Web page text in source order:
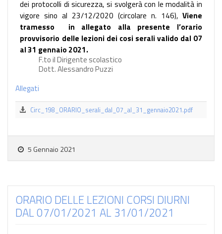
dei protocolli di sicurezza, si svolgerà con le modalità in
vigore sino al 23/12/2020 (circolare n. 146),Viene
tramesso
in allegato alla presente l’orario
provvisorio delle lezioni dei cosi serali valido dal 07
al 31 gennaio 2021.
F.to il Dirigente scolastico
Dott. Alessandro Puzzi
Allegati
Circ_198_ORARIO_serali_dal_07_al_31_gennaio2021.pdf
5 Gennaio 2021
ORARIO DELLE LEZIONI CORSI DIURNI
DAL 07/01/2021 AL 31/01/2021